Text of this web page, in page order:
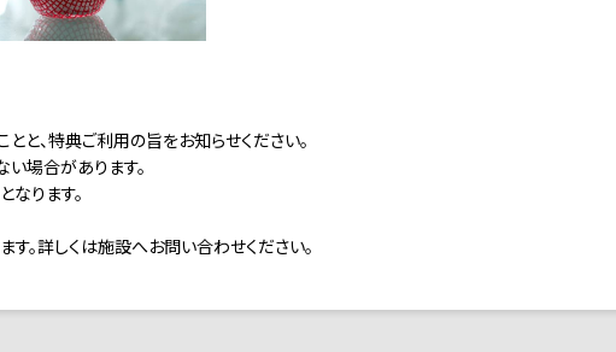
と、特典ご利用の旨をお知らせください。
場合があります。
ります。
。詳しくは施設へお問い合わせください。